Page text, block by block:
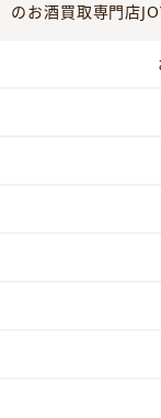
のお酒買取専門店